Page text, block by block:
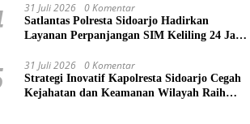
31 Juli 2026 0 Komentar
Satlantas Polresta Sidoarjo Hadirkan
Layanan Perpanjangan SIM Keliling 24 Jam
31 Juli 2026 0 Komentar
Strategi Inovatif Kapolresta Sidoarjo Cegah
Kejahatan dan Keamanan Wilayah Raih